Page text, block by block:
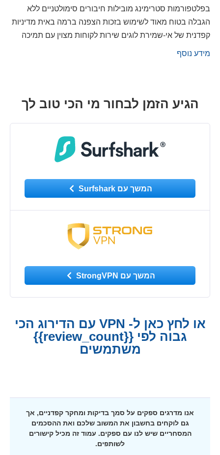
בפלטפורמות סטרימינג מובילות חיבורים סימולטניים ללא
הגבלה בטוח מאוד לשימוש בזכות הצפנה ברמה באית מדיניות
קפדנית של אי-שמירת לוגים שירות לקוחות מצוין עם תמיכה
מידע נוסף
הגיע הזמן לבחור מי הכי טוב לך
המשך עם Surfshark
המשך עם StrongVPN
או לחץ כאן ל- VPN עם הדירוג הכי
גבוה לפי {{review_count}}
משתמשים
אנו מדרגים ספקים על סמך בדיקות ומחקר קפדניים, אך
גם לוקחים בחשבון את המשוב שלכם ואת ההסכמים
המסחריים שיש לנו עם ספקים. עמוד זה מכיל קישורים
לשותפים.